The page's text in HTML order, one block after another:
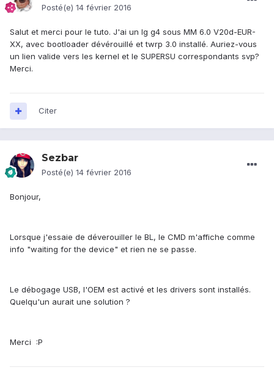
Posté(e) 14 février 2016
Salut et merci pour le tuto. J'ai un lg g4 sous MM 6.0 V20d-EUR-
XX, avec bootloader dévérouillé et twrp 3.0 installé. Auriez-vous
un lien valide vers les kernel et le SUPERSU correspondants svp?
Merci.
Citer
Sezbar
Posté(e) 14 février 2016
Bonjour,
Lorsque j'essaie de déverouiller le BL, le CMD m'affiche comme
info "waiting for the device" et rien ne se passe.
Le débogage USB, l'OEM est activé et les drivers sont installés.
Quelqu'un aurait une solution ?
Merci :P